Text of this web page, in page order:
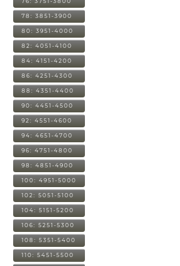
78: 3851-3900
80: 3951-4000
82: 4051-4100
84: 4151-4200
86: 4251-4300
88: 4351-4400
90: 4451-4500
92: 4551-4600
94: 4651-4700
96: 4751-4800
98: 4851-4900
100: 4951-5000
102: 5051-5100
104: 5151-5200
106: 5251-5300
108: 5351-5400
110: 5451-5500